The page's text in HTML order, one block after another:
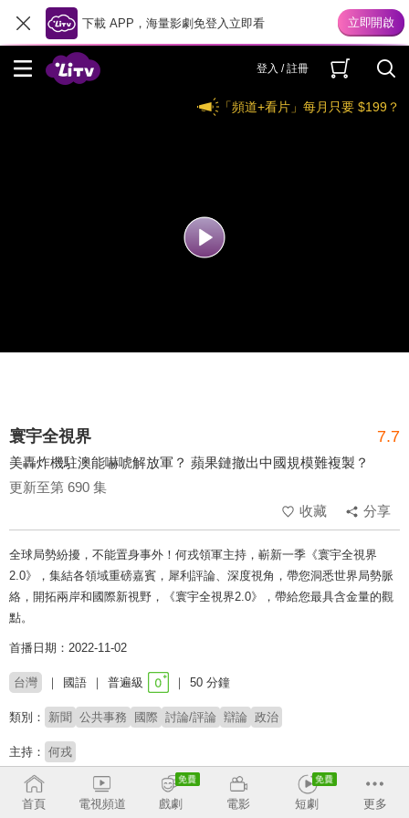
下載 APP，海量影劇免登入立即看
登入 / 註冊
「頻道+看片」每月只要 $199？
寰宇全視界 7.7
美轟炸機駐澳能嚇唬解放軍？ 蘋果鏈撤出中國規模難複製？
更新至第 690 集
收藏
分享
全球局勢紛擾，不能置身事外！何戎領軍主持，嶄新一季《寰宇全視界
2.0》，集結各領域重磅嘉賓，犀利評論、深度視角，帶您洞悉世界局勢脈
絡，開拓兩岸和國際新視野，《寰宇全視界2.0》，帶給您最具含金量的觀
點。
首播日期：2022-11-02
台灣 國語 普遍級 50 分鐘
類別： 新聞 公共事務 國際 討論/評論 辯論 政治
主持： 何戎
首頁 電視頻道 戲劇 電影 短劇 更多